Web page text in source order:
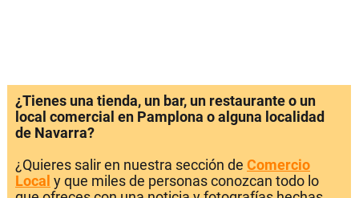
¿Tienes una tienda, un bar, un restaurante o un
local comercial en Pamplona o alguna localidad
de Navarra?
¿Quieres salir en nuestra sección de Comercio
Local y que miles de personas conozcan todo lo